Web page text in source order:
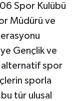
Spor Kulübü
Müdürü ve
Gençlik ve
alternatif spor
sporla
tür ulusal